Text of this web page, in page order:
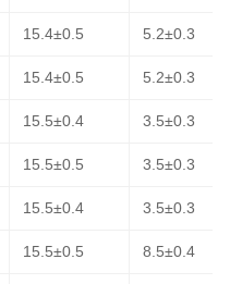
15.4±0.5 5.2±0.3
15.4±0.5 5.2±0.3
15.5±0.4 3.5±0.3
15.5±0.5 3.5±0.3
15.5±0.4 3.5±0.3
15.5±0.5 8.5±0.4